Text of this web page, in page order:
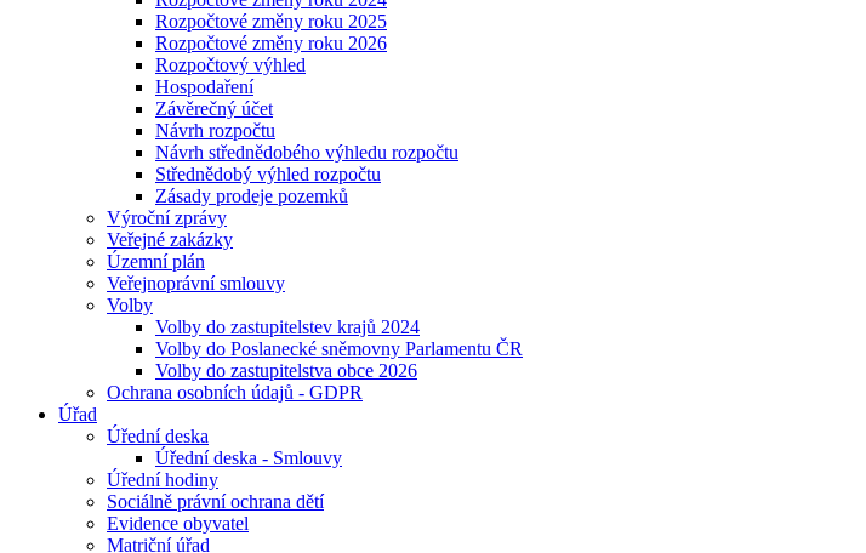
Rozpočtové změny roku 2025
Rozpočtové změny roku 2026
Rozpočtový výhled
Hospodaření
Závěrečný účet
Návrh rozpočtu
Návrh střednědobého výhledu rozpočtu
Střednědobý výhled rozpočtu
Zásady prodeje pozemků
Výroční zprávy
Veřejné zakázky
Územní plán
Veřejnoprávní smlouvy
Volby
Volby do zastupitelstev krajů 2024
Volby do Poslanecké sněmovny Parlamentu ČR
Volby do zastupitelstva obce 2026
Ochrana osobních údajů - GDPR
Úřad
Úřední deska
Úřední deska - Smlouvy
Úřední hodiny
Sociálně právní ochrana dětí
Evidence obyvatel
Matriční úřad